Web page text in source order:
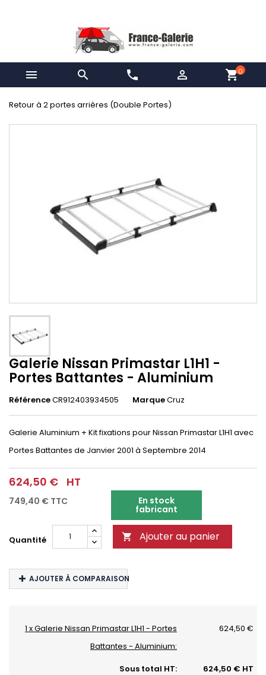
  phone  shopping_cart0
Retour à 2 portes arrières (Double Portes)
Galerie Nissan Primastar L1H1 -
Portes Battantes - Aluminium
RéférenceCR912403934505 MarqueCruz
Galerie Aluminium + Kit fixations pourNissan Primastar L1H1 avec
Portes Battantes de Janvier 2001 à Septembre 2014
624,50 € HT
749,40 € TTC En stock
fabricant
Quantité  Ajouter au panier
AJOUTER À COMPARAISON
1 x Galerie Nissan Primastar L1H1 - Portes
Battantes - Aluminium:
624,50 €
Sous total HT:
624,50 € HT